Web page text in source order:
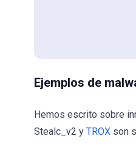
Ejemplos de
Hemos escrito sobre
Stealc_v2 y TROX son